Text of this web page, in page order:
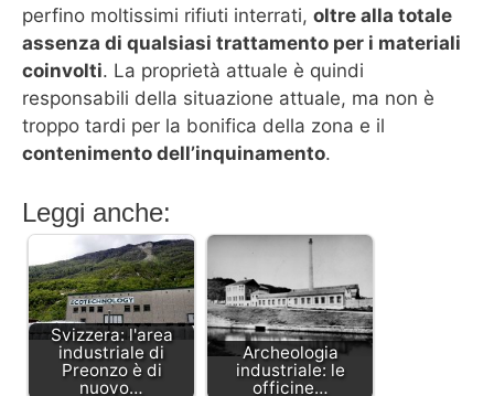
perfino moltissimi rifiuti interrati, oltre alla totale
assenza di qualsiasi trattamento per i materiali
coinvolti. La proprietà attuale è quindi
responsabili della situazione attuale, ma non è
troppo tardi per la bonifica della zona e il
contenimento dell’inquinamento.
Leggi anche:
Svizzera: l'area
industriale di
Preonzo è di
nuovo…
Archeologia
industriale: le
officine…